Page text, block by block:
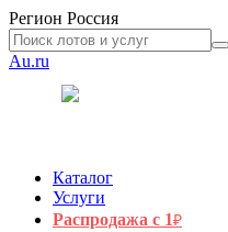
Регион Россия
Au.ru
Каталог
Услуги
Распродажа с 1₽